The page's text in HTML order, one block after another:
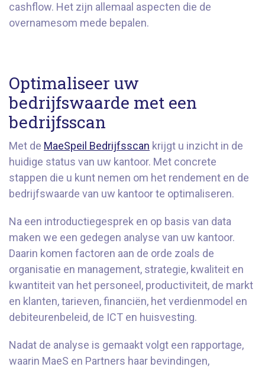
cashflow. Het zijn allemaal aspecten die de
overnamesom mede bepalen.
Optimaliseer uw
bedrijfswaarde met een
bedrijfsscan
Met de MaeSpeil Bedrijfsscan krijgt u inzicht in de
huidige status van uw kantoor. Met concrete
stappen die u kunt nemen om het rendement en de
bedrijfswaarde van uw kantoor te optimaliseren.
Na een introductiegesprek en op basis van data
maken we een gedegen analyse van uw kantoor.
Daarin komen factoren aan de orde zoals de
organisatie en management, strategie, kwaliteit en
kwantiteit van het personeel, productiviteit, de markt
en klanten, tarieven, financiën, het verdienmodel en
debiteurenbeleid, de ICT en huisvesting.
Nadat de analyse is gemaakt volgt een rapportage,
waarin MaeS en Partners haar bevindingen,